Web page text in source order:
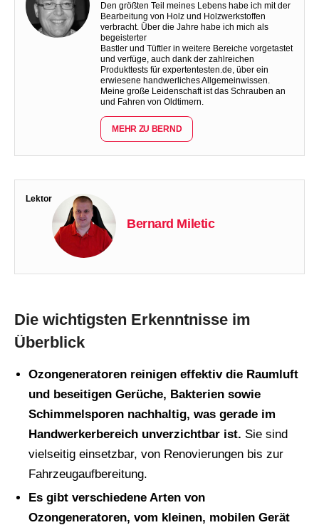
Den größten Teil meines Lebens habe ich mit der
Bearbeitung von Holz und Holzwerkstoffen
verbracht. Über die Jahre habe ich mich als
begeisterter
Bastler und Tüftler in weitere Bereiche vorgetastet
und verfüge, auch dank der zahlreichen
Produkttests für expertentesten.de, über ein
erwiesene handwerliches Allgemeinwissen.
Meine große Leidenschaft ist das Schrauben an
und Fahren von Oldtimern.
MEHR ZU BERND
Lektor
Bernard Miletic
Die wichtigsten Erkenntnisse im
Überblick
Ozongeneratoren reinigen effektiv die Raumluft
und beseitigen Gerüche, Bakterien sowie
Schimmelsporen nachhaltig, was gerade im
Handwerkerbereich unverzichtbar ist. Sie sind
vielseitig einsetzbar, von Renovierungen bis zur
Fahrzeugaufbereitung.
Es gibt verschiedene Arten von
Ozongeneratoren, vom kleinen, mobilen Gerät